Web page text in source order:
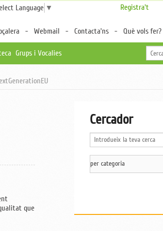
Language ▼ Registra't
Webmail Contacta'ns Què vols fer?
Grups i Vocalies
que
Cercador